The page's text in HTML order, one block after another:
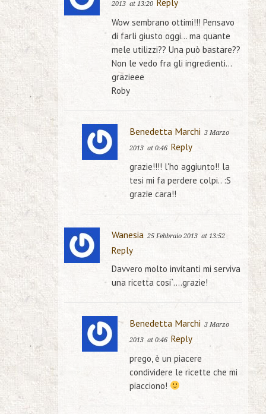
2013 at 13:20
Reply
Wow sembrano ottimi!!! Pensavo
di farli giusto oggi… ma quante
mele utilizzi?? Una può bastare??
Non le vedo fra gli ingredienti…
grazieee
Roby
Benedetta Marchi 3 Marzo
2013 at 0:46 Reply
grazie!!!! l'ho aggiunto!! la
tesi mi fa perdere colpi.. :S
grazie cara!!
Wanesia 25 Febbraio 2013 at 13:52
Reply
Davvero molto invitanti mi serviva
una ricetta cosi`….grazie!
Benedetta Marchi 3 Marzo
2013 at 0:46 Reply
prego, è un piacere
condividere le ricette che mi
piacciono!